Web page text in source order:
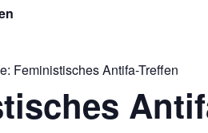
Feministisches Antifa-Treffen